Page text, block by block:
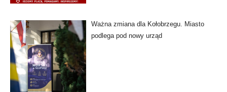
Ważna zmiana dla Kołobrzegu. Miasto
podlega pod nowy urząd